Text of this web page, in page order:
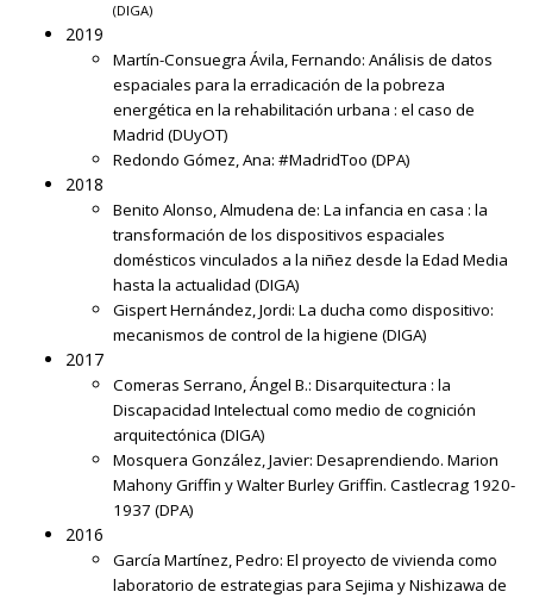
(DIGA)
2019
Martín-Consuegra Ávila, Fernando: Análisis de datos
espaciales para la erradicación de la pobreza
energética en la rehabilitación urbana : el caso de
Madrid (DUyOT)
Redondo Gómez, Ana: #MadridToo (DPA)
2018
Benito Alonso, Almudena de: La infancia en casa : la
transformación de los dispositivos espaciales
domésticos vinculados a la niñez desde la Edad Media
hasta la actualidad (DIGA)
Gispert Hernández, Jordi: La ducha como dispositivo:
mecanismos de control de la higiene (DIGA)
2017
Comeras Serrano, Ángel B.: Disarquitectura : la
Discapacidad Intelectual como medio de cognición
arquitectónica (DIGA)
Mosquera González, Javier: Desaprendiendo. Marion
Mahony Griffin y Walter Burley Griffin. Castlecrag 1920-
1937 (DPA)
2016
García Martínez, Pedro: El proyecto de vivienda como
laboratorio de estrategias para Sejima y Nishizawa de